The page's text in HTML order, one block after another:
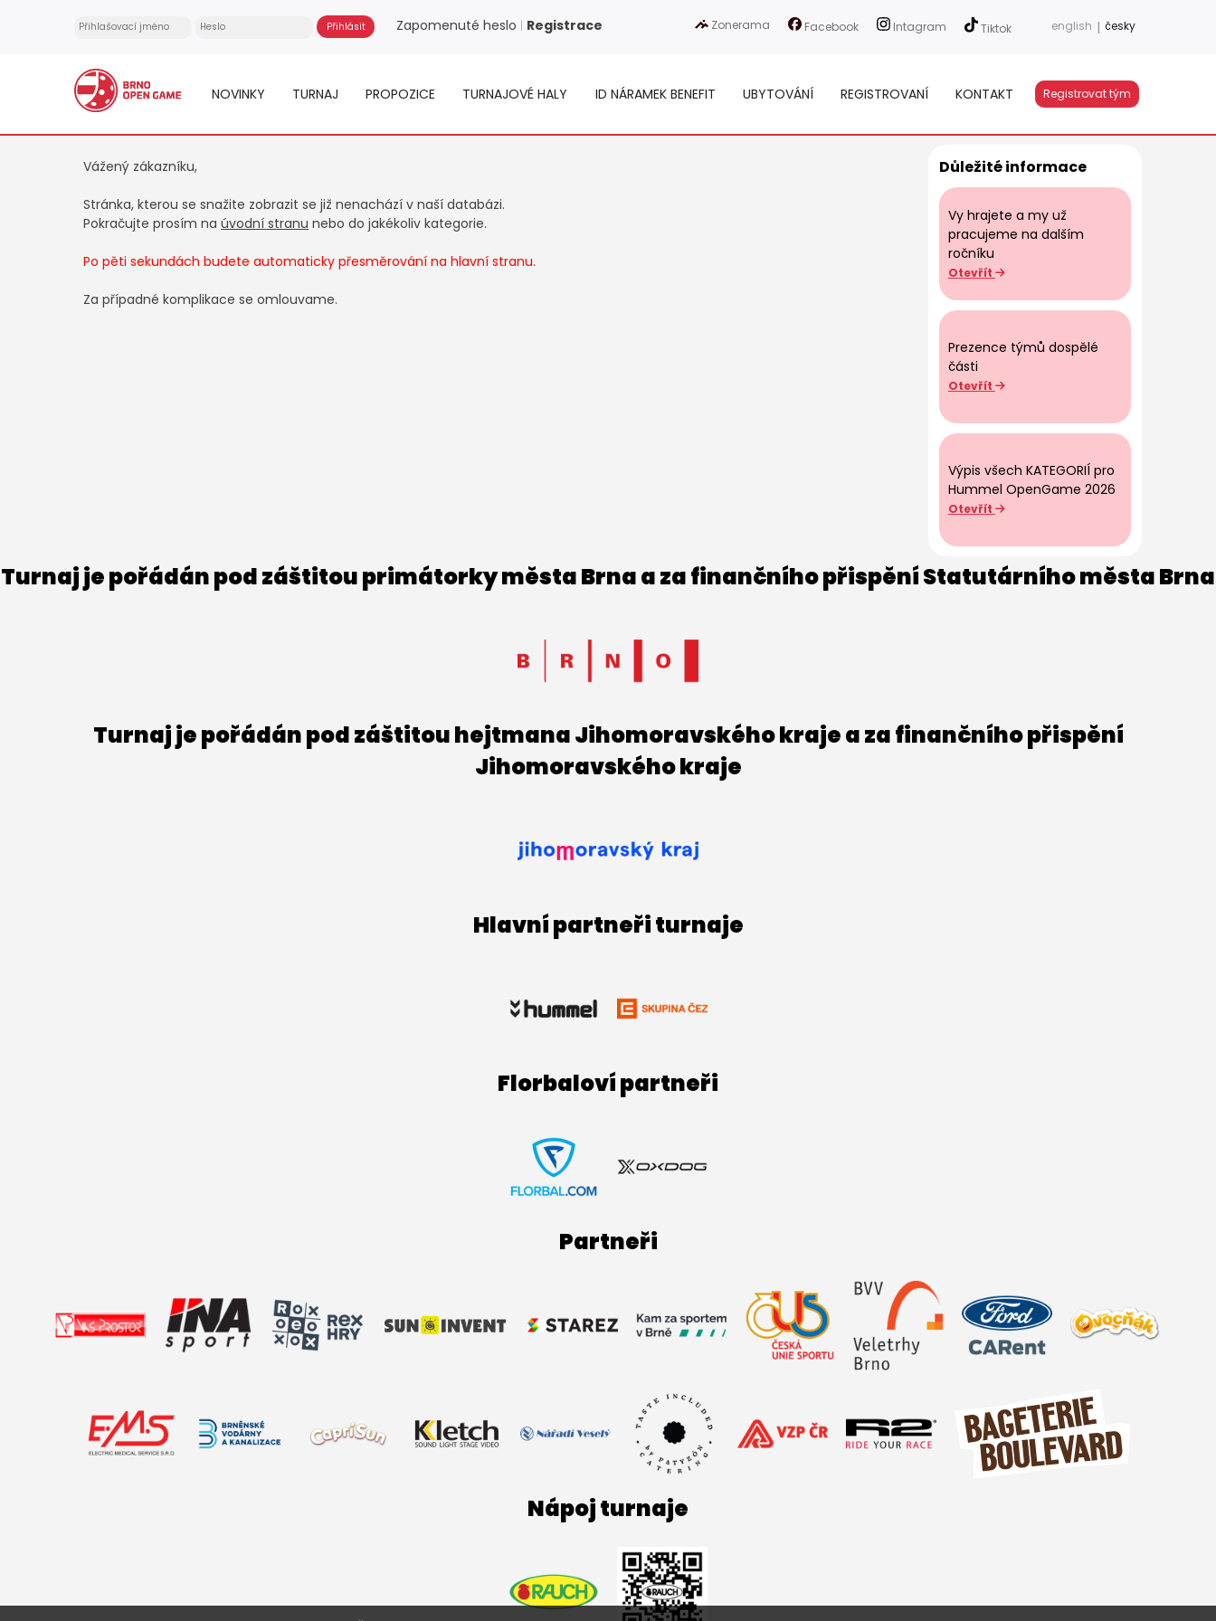
Zapomenuté heslo | Registrace Zonerama Facebook Intagram Tiktok english | česky
NOVINKY TURNAJ PROPOZICE TURNAJOVÉ HALY ID NÁRAMEK BENEFIT UBYTOVÁNÍ REGISTROVANÍ KONTAKT Registrovat tým
Vážený zákazníku,
Stránka, kterou se snažite zobrazit se již nenachází v naší databázi.
Pokračujte prosím na úvodní stranu nebo do jakékoliv kategorie.
Po pěti sekundách budete automaticky přesměrování na hlavní stranu.
Za případné komplikace se omlouvame.
Důležité informace
Vy hrajete a my už
pracujeme na dalším
ročníku
Otevřít
Prezence týmů dospělé
části
Otevřít
Výpis všech KATEGORIÍ pro
Hummel OpenGame 2026
Otevřít
Turnaj je pořádán pod záštitou primátorky města Brna a za finančního přispění Statutárního města Brna
Turnaj je pořádán pod záštitou hejtmana Jihomoravského kraje a za finančního přispění
Jihomoravského kraje
Hlavní partneři turnaje
Florbaloví partneři
Partneři
Nápoj turnaje